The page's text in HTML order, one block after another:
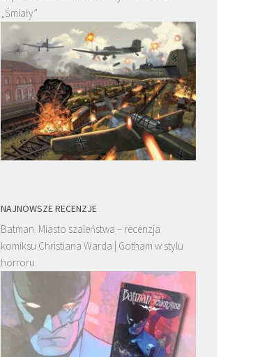
„Śmiały”
NAJNOWSZE RECENZJE
Batman. Miasto szaleństwa – recenzja
komiksu Christiana Warda | Gotham w stylu
horroru